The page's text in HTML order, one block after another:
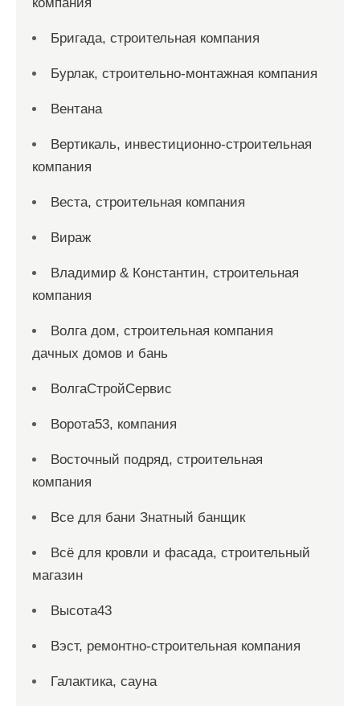
Бригада, строительная компания
Бурлак, строительно-монтажная компания
Вентана
Вертикаль, инвестиционно-строительная
компания
Веста, строительная компания
Вираж
Владимир & Константин, строительная
компания
Волга дом, строительная компания
дачных домов и бань
ВолгаСтройСервис
Ворота53, компания
Восточный подряд, строительная
компания
Все для бани Знатный банщик
Всё для кровли и фасада, строительный
магазин
Высота43
Вэст, ремонтно-строительная компания
Галактика, сауна